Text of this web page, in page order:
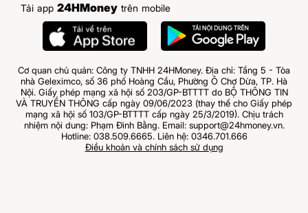
Tải app 24HMoney trên mobile
Cơ quan chủ quản: Công ty TNHH 24HMoney. Địa chỉ: Tầng 5 - Tòa
nhà Geleximco, số 36 phố Hoàng Cầu, Phường Ô Chợ Dừa, TP. Hà
Nội. Giấy phép mạng xã hội số 203/GP-BTTTT do BỘ THÔNG TIN
VÀ TRUYỀN THÔNG cấp ngày 09/06/2023 (thay thế cho Giấy phép
mạng xã hội số 103/GP-BTTTT cấp ngày 25/3/2019). Chịu trách
nhiệm nội dung: Phạm Đình Bằng. Email: support@24hmoney.vn.
Hotline: 038.509.6665. Liên hệ: 0346.701.666
Điều khoản và chính sách sử dụng